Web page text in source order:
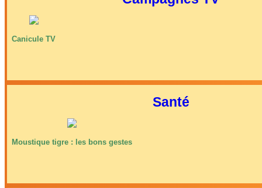
Canicule TV
Santé
Moustique tigre : les bons gestes